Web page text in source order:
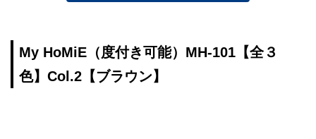
My HoMiE（度付き可能）MH-101【全３
色】Col.2【ブラウン】